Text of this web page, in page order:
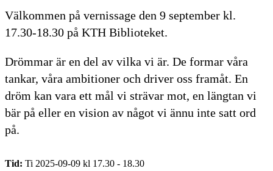
Välkommen på vernissage den 9 september kl.
17.30-18.30 på KTH Biblioteket.
Drömmar är en del av vilka vi är. De formar våra
tankar, våra ambitioner och driver oss framåt. En
dröm kan vara ett mål vi strävar mot, en längtan vi
bär på eller en vision av något vi ännu inte satt ord
på.
Tid: Ti 2025-09-09 kl 17.30 - 18.30